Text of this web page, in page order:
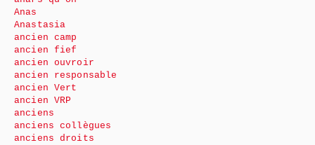
Anas
Anastasia
ancien camp
ancien fief
ancien ouvroir
ancien responsable
ancien Vert
ancien VRP
anciens
anciens collègues
anciens droits